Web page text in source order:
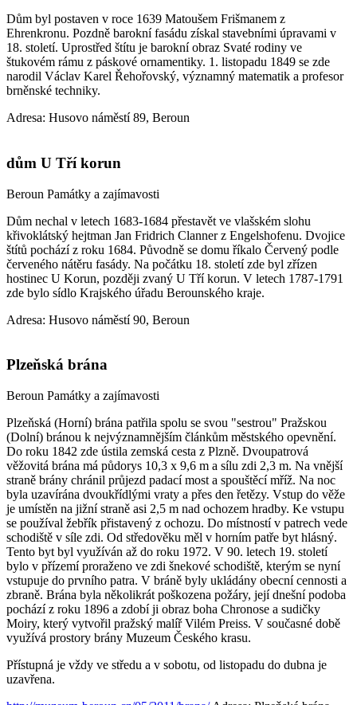
Dům byl postaven v roce 1639 Matoušem Frišmanem z
Ehrenkronu. Pozdně barokní fasádu získal stavebními úpravami v
18. století. Uprostřed štítu je barokní obraz Svaté rodiny ve
štukovém rámu z páskové ornamentiky. 1. listopadu 1849 se zde
narodil Václav Karel Řehořovský, významný matematik a profesor
brněnské techniky.
Adresa: Husovo náměstí 89, Beroun
dům U Tří korun
Beroun Památky a zajímavosti
Dům nechal v letech 1683-1684 přestavět ve vlašském slohu
křivoklátský hejtman Jan Fridrich Clanner z Engelshofenu. Dvojice
štítů pochází z roku 1684. Původně se domu říkalo Červený podle
červeného nátěru fasády. Na počátku 18. století zde byl zřízen
hostinec U Korun, později zvaný U Tří korun. V letech 1787-1791
zde bylo sídlo Krajského úřadu Berounského kraje.
Adresa: Husovo náměstí 90, Beroun
Plzeňská brána
Beroun Památky a zajímavosti
Plzeňská (Horní) brána patřila spolu se svou "sestrou" Pražskou
(Dolní) bránou k nejvýznamnějším článkům městského opevnění.
Do roku 1842 zde ústila zemská cesta z Plzně. Dvoupatrová
věžovitá brána má půdorys 10,3 x 9,6 m a sílu zdi 2,3 m. Na vnější
straně brány chránil průjezd padací most a spouštěcí mříž. Na noc
byla uzavírána dvoukřídlými vraty a přes den řetězy. Vstup do věže
je umístěn na jižní straně asi 2,5 m nad ochozem hradby. Ke vstupu
se používal žebřík přistavený z ochozu. Do místností v patrech vede
schodiště v síle zdi. Od středověku měl v horním patře byt hlásný.
Tento byt byl využíván až do roku 1972. V 90. letech 19. století
bylo v přízemí proraženo ve zdi šnekové schodiště, kterým se nyní
vstupuje do prvního patra. V bráně byly ukládány obecní cennosti a
zbraně. Brána byla několikrát poškozena požáry, její dnešní podoba
pochází z roku 1896 a zdobí ji obraz boha Chronose a sudičky
Moiry, který vytvořil pražský malíř Vilém Preiss. V současné době
využívá prostory brány Muzeum Českého krasu.
Přístupná je vždy ve středu a v sobotu, od listopadu do dubna je
uzavřena.